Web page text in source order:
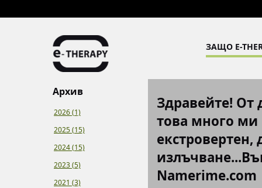
ЗАЩО E-
Архив
2026 (1)
2025 (15)
2024 (15)
2023 (5)
2021 (3)
Здравейте! От
това много ми
Namerime.com